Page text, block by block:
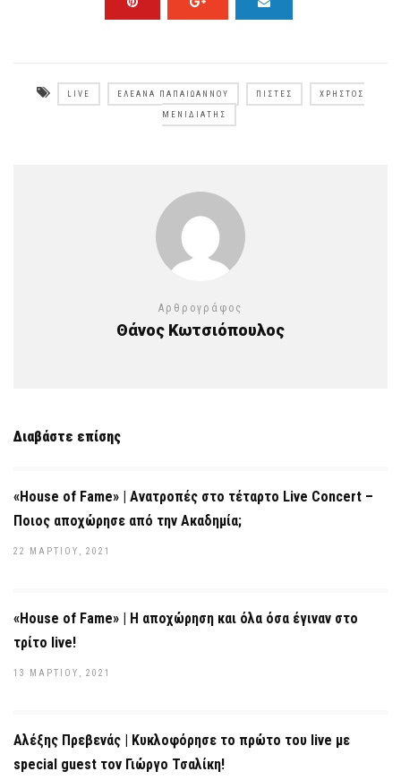
LIVE ΕΛΕΆΝΑ ΠΑΠΑΙΩΆΝΝΟΥ ΠΊΣΤΕΣ ΧΡΉΣΤΟΣ
ΜΕΝΙΔΙΆΤΗΣ
Αρθρογράφος
Θάνος Κωτσιόπουλος
Διαβάστε επίσης
«House of Fame» | Ανατροπές στο τέταρτο Live Concert –
Ποιος αποχώρησε από την Ακαδημία;
22 ΜΑΡΤΊΟΥ, 2021
«House of Fame» | Η αποχώρηση και όλα όσα έγιναν στο
τρίτο live!
13 ΜΑΡΤΊΟΥ, 2021
Αλέξης Πρεβενάς | Kυκλοφόρησε το πρώτο του live με
special guest τον Γιώργο Τσαλίκη!